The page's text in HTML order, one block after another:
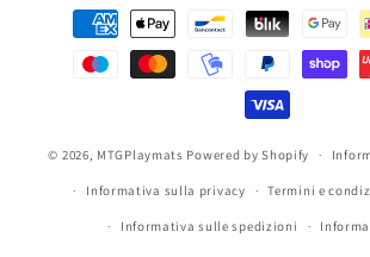
Metodi
pagamento
© 2026, MTGPlaymats Powered by Shopify
Informativa sulla privacy Termini e
Informativa sulle spedizioni